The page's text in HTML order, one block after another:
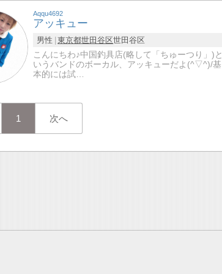
Aqqu4692
アッキュー
男性 東京都世田谷区世田谷区
こんにちわ♪中国釣具店(略して「ちゅーつり」)と
いうバンドのボーカル、アッキューだよ(^▽^)/基
本的には試…
1 次へ